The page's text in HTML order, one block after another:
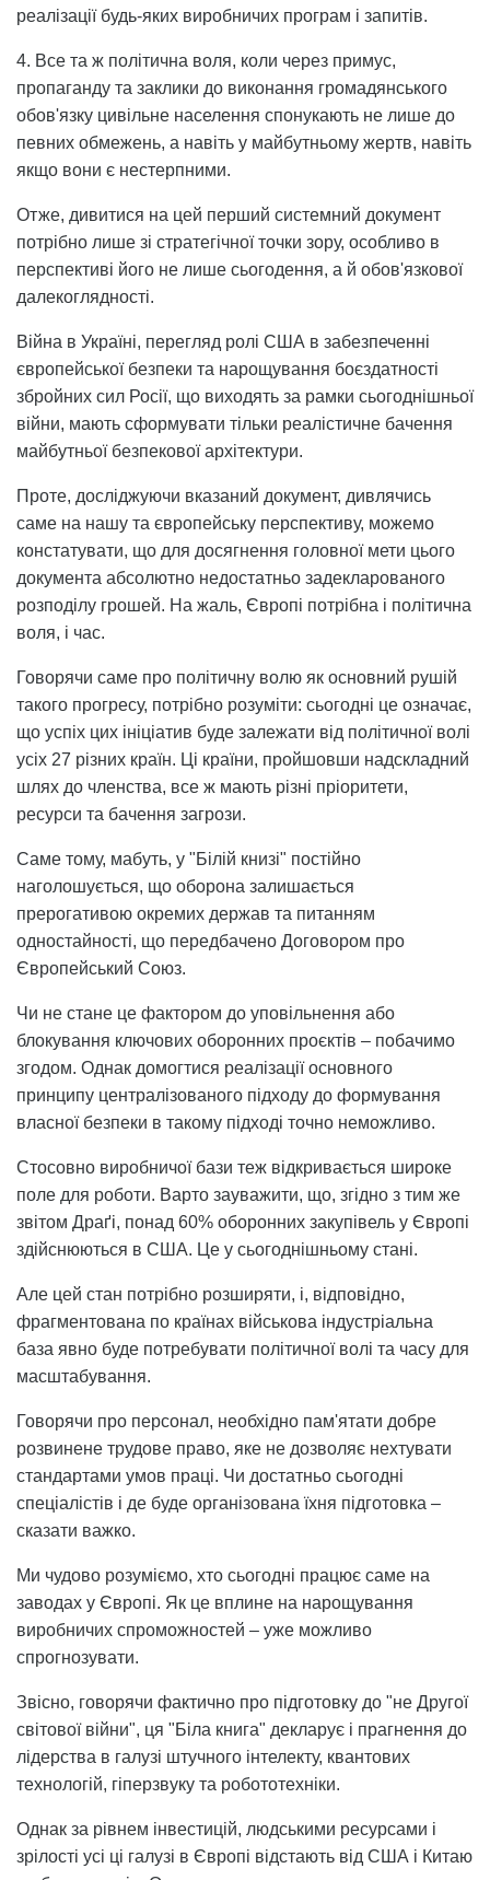
реалізації будь-яких виробничих програм і запитів.
4. Все та ж політична воля, коли через примус,
пропаганду та заклики до виконання громадянського
обов'язку цивільне населення спонукають не лише до
певних обмежень, а навіть у майбутньому жертв, навіть
якщо вони є нестерпними.
Отже, дивитися на цей перший системний документ
потрібно лише зі стратегічної точки зору, особливо в
перспективі його не лише сьогодення, а й обов'язкової
далекоглядності.
Війна в Україні, перегляд ролі США в забезпеченні
європейської безпеки та нарощування боєздатності
збройних сил Росії, що виходять за рамки сьогоднішньої
війни, мають сформувати тільки реалістичне бачення
майбутньої безпекової архітектури.
Проте, досліджуючи вказаний документ, дивлячись
саме на нашу та європейську перспективу, можемо
констатувати, що для досягнення головної мети цього
документа абсолютно недостатньо задекларованого
розподілу грошей. На жаль, Європі потрібна і політична
воля, і час.
Говорячи саме про політичну волю як основний рушій
такого прогресу, потрібно розуміти: сьогодні це означає,
що успіх цих ініціатив буде залежати від політичної волі
усіх 27 різних країн. Ці країни, пройшовши надскладний
шлях до членства, все ж мають різні пріоритети,
ресурси та бачення загрози.
Саме тому, мабуть, у "Білій книзі" постійно
наголошується, що оборона залишається
прерогативою окремих держав та питанням
одностайності, що передбачено Договором про
Європейський Союз.
Чи не стане це фактором до уповільнення або
блокування ключових оборонних проєктів – побачимо
згодом. Однак домогтися реалізації основного
принципу централізованого підходу до формування
власної безпеки в такому підході точно неможливо.
Стосовно виробничої бази теж відкривається широке
поле для роботи. Варто зауважити, що, згідно з тим же
звітом Драґі, понад 60% оборонних закупівель у Європі
здійснюються в США. Це у сьогоднішньому стані.
Але цей стан потрібно розширяти, і, відповідно,
фрагментована по країнах військова індустріальна
база явно буде потребувати політичної волі та часу для
масштабування.
Говорячи про персонал, необхідно пам'ятати добре
розвинене трудове право, яке не дозволяє нехтувати
стандартами умов праці. Чи достатньо сьогодні
спеціалістів і де буде організована їхня підготовка –
сказати важко.
Ми чудово розуміємо, хто сьогодні працює саме на
заводах у Європі. Як це вплине на нарощування
виробничих спроможностей – уже можливо
спрогнозувати.
Звісно, говорячи фактично про підготовку до "не Другої
світової війни", ця "Біла книга" декларує і прагнення до
лідерства в галузі штучного інтелекту, квантових
технологій, гіперзвуку та робототехніки.
Однак за рівнем інвестицій, людськими ресурсами і
зрілості усі ці галузі в Європі відстають від США і Китаю